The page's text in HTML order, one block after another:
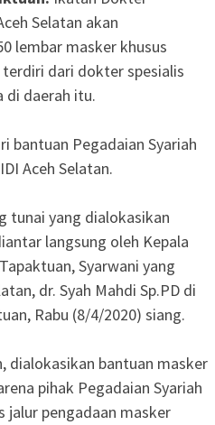
Selatan akan
lembar masker khusus
dari dokter spesialis
di daerah itu.
bantuan Pegadaian Syariah
Aceh Selatan.
tunai yang dialokasikan
langsung oleh Kepala
Syarwani yang
dr. Syah Mahdi Sp.PD di
Rabu (8/4/2020) siang.
dialokasikan bantuan masker
pihak Pegadaian Syariah
jalur pengadaan masker